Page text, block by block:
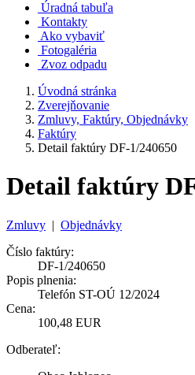
Úradná tabuľa
Kontakty
Ako vybaviť
Fotogaléria
Zvoz odpadu
Úvodná stránka
Zverejňovanie
Zmluvy, Faktúry, Objednávky
Faktúry
Detail faktúry DF-1/240650
Detail faktúry
Zmluvy | Objednávky
Číslo faktúry:
DF-1/240650
Popis plnenia:
Telefón ST-OÚ 12/2024
Cena:
100,48 EUR
Odberateľ: